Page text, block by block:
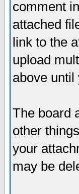
comment
attached
link to the
upload
above until
The board
other
your
may be